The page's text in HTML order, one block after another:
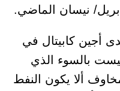
نيسان الماضي.
أجين كابيتال في
بالسوء الذي
ألا يكون النفط